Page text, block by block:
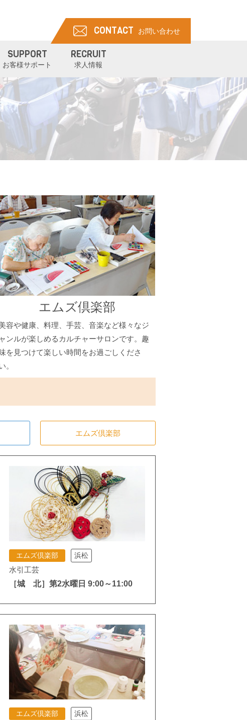
SUPPORT
お客様サポート
RECRUIT
求人情報
CONTACT お問い合わせ
エムズ倶楽部
容や健康、料理、手芸、音楽など様々なジ
ャンルが楽しめるカルチャーサロンです。趣
を見つけて楽しい時間をお過ごしくださ
。
エムズ倶楽部
エムズ倶楽部 浜松
水引工芸
［城 北］第2水曜日 9:00～11:00
エムズ倶楽部 浜松